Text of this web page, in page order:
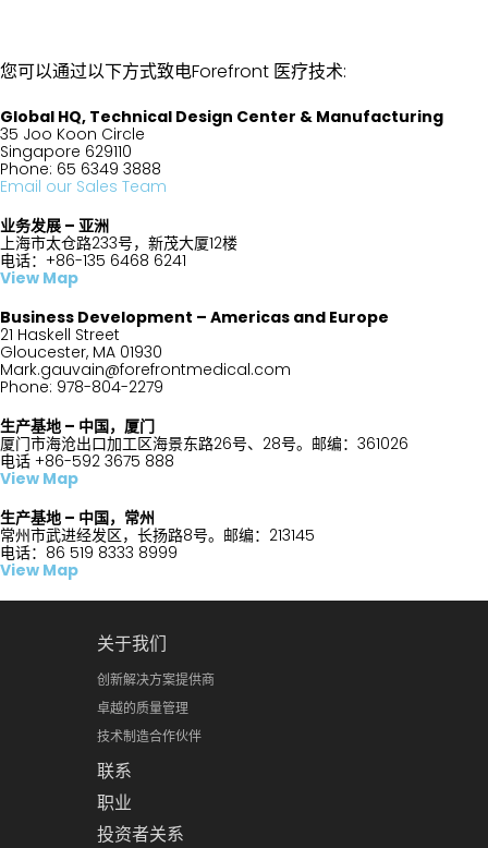
您可以通过以下方式致电Forefront 医疗技术:
Global HQ, Technical Design Center & Manufacturing
35 Joo Koon Circle
Singapore 629110
Phone: 65 6349 3888
Email our Sales Team
业务发展 – 亚洲
上海市太仓路233号，新茂大厦12楼
电话：+86-135 6468 6241
View Map
Business Development – Americas and Europe
21 Haskell Street
Gloucester, MA 01930
Mark.gauvain@forefrontmedical.com
Phone: 978-804-2279
生产基地 – 中国，厦门
厦门市海沧出口加工区海景东路26号、28号。邮编：361026
电话 +86-592 3675 888
View Map
生产基地 – 中国，常州
常州市武进经发区，长扬路8号。邮编：213145
电话：86 519 8333 8999
View Map
关于我们
创新解决方案提供商
卓越的质量管理
技术制造合作伙伴
联系
职业
投资者关系